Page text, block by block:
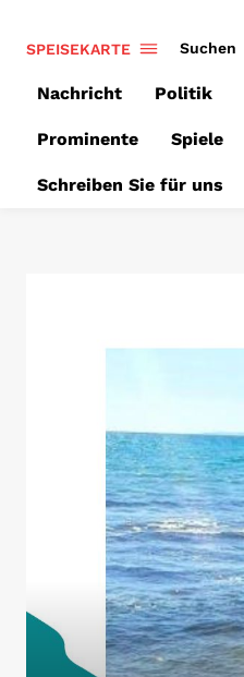
SPEISEKARTE Suchen
Nachricht Politik
Prominente Spiele
Schreiben Sie für uns